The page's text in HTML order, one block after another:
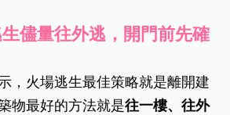
儘量往外逃，開門前先確
，火場逃生最佳策略就是離開建
物最好的方法就是往一樓、往外